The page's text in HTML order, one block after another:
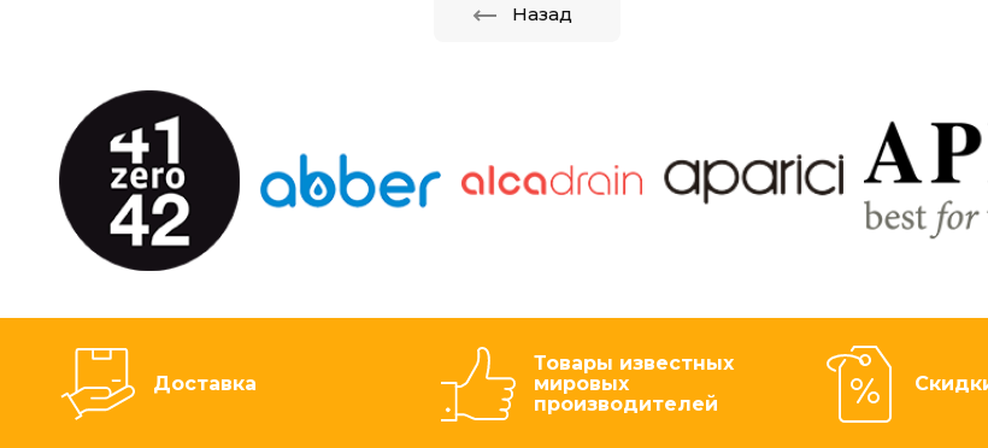
Назад
Доставка
Товары известных
мировых
производителей